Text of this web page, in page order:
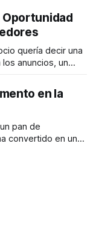
Durante
el especialista en
Oportunidad
quería decir una
anuncios, un
digital
para atender
persona
en la
pan de
convertido en uno
que